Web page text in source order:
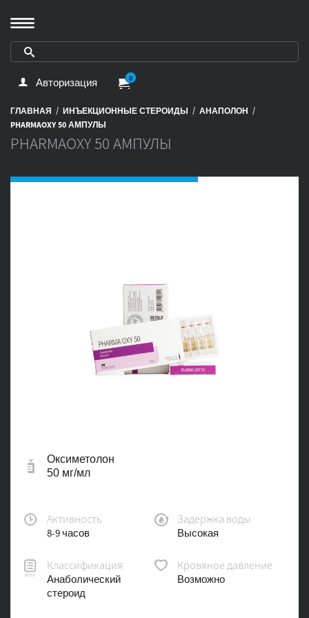
Авторизация 0
ГЛАВНАЯ / ИНЪЕКЦИОННЫЕ СТЕРОИДЫ / АНАПОЛОН /
PHARMAOXY 50 АМПУЛЫ
PHARMAOXY 50 АМПУЛЫ
Оксиметолон
50 мг/мл
Активность
8-9 часов
Задержка воды
Высокая
Классификация
Анаболический
стероид
Кровяное давление
Возможно